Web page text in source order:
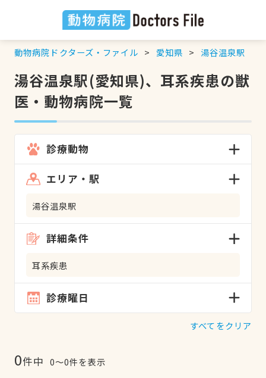
動物病院ドクターズ・ファイル 愛知県 湯谷温泉駅
湯谷温泉駅(愛知県)、耳系疾患の獣
医・動物病院一覧
診療動物
エリア・駅
湯谷温泉駅
詳細条件
耳系疾患
診療曜日
すべてをクリア
0件中 0〜0件を表示